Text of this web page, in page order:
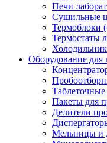
Печи
Сушильные
Термоблоки
Термостаты
Оборудование для
Пакеты для
Делители
Мельницы и